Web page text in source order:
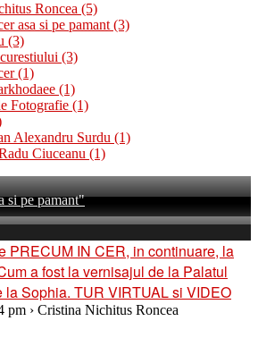
Roncea (5)
asa si pe pamant (3)
(3)
(3)
(1)
(1)
Fotografie (1)
Alexandru Surdu (1)
Ciuceanu (1)
si pe pamant"
PRECUM IN CER, in continuare, la
a fost la vernisajul de la Palatul
la Sophia. TUR VIRTUAL si VIDEO
pm › Cristina Nichitus Roncea